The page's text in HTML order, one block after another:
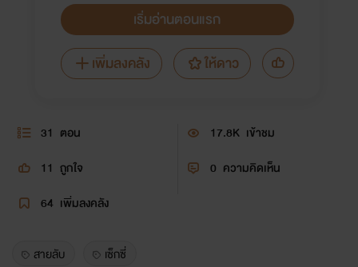
เริ่มอ่านตอนแรก
เพิ่มลงคลัง
ให้ดาว
31 ตอน 17.8K เข้าชม
11 ถูกใจ 0 ความคิดเห็น
64 เพิ่มลงคลัง
สายลับ เซ็กซี่